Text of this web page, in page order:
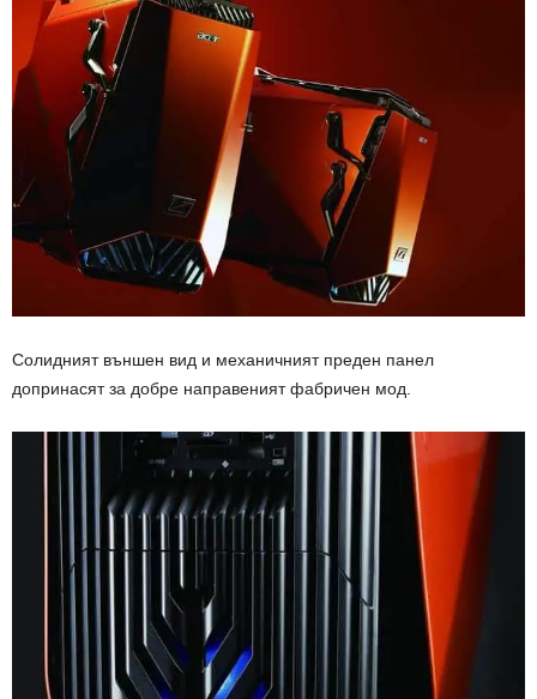
Солидният външен вид и механичният преден панел
допринасят за добре направеният фабричен мод.